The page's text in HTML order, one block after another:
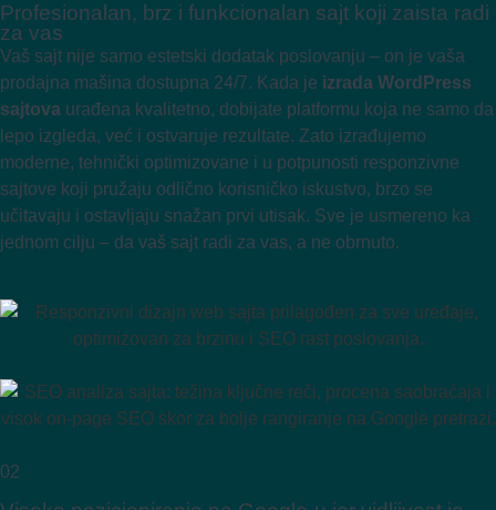
Profesionalan, brz i funkcionalan sajt koji zaista radi
za vas
Vaš sajt nije samo estetski dodatak poslovanju – on je vaša
prodajna mašina dostupna 24/7. Kada je izrada WordPress
sajtova urađena kvalitetno, dobijate platformu koja ne samo da
lepo izgleda, već i ostvaruje rezultate. Zato izrađujemo
moderne, tehnički optimizovane i u potpunosti responzivne
sajtove koji pružaju odlično korisničko iskustvo, brzo se
učitavaju i ostavljaju snažan prvi utisak. Sve je usmereno ka
jednom cilju – da vaš sajt radi za vas, a ne obrnuto.
02